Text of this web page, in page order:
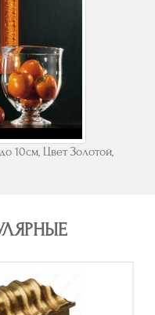
10см, Цвет Золотой,